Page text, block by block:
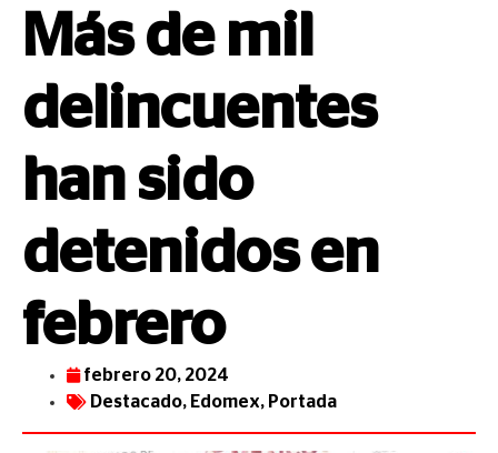
Más de mil
delincuentes
han sido
detenidos en
febrero
febrero 20, 2024
Destacado, Edomex, Portada